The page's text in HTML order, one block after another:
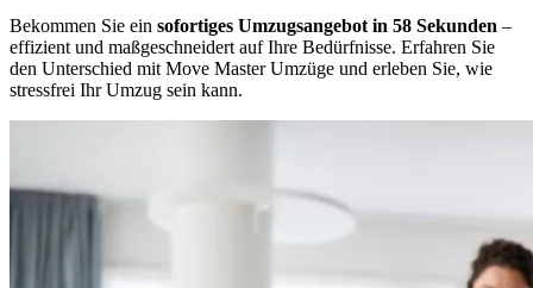
Bekommen Sie ein sofortiges Umzugsangebot in 58 Sekunden –
effizient und maßgeschneidert auf Ihre Bedürfnisse. Erfahren Sie
den Unterschied mit Move Master Umzüge und erleben Sie, wie
stressfrei Ihr Umzug sein kann.